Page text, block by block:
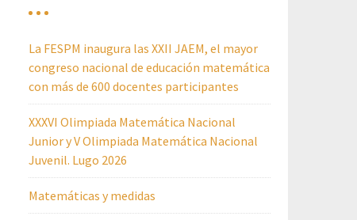
La FESPM inaugura las XXII JAEM, el mayor
congreso nacional de educación matemática
con más de 600 docentes participantes
XXXVI Olimpiada Matemática Nacional
Junior y V Olimpiada Matemática Nacional
Juvenil. Lugo 2026
Matemáticas y medidas